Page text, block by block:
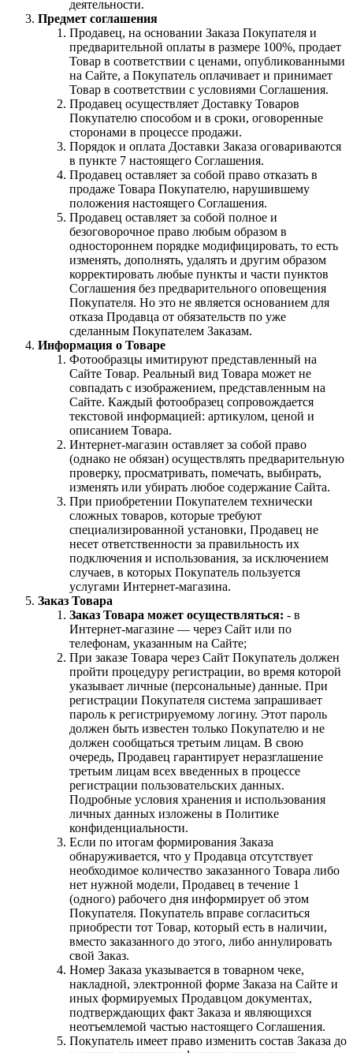
деятельности.
Предмет соглашения
Продавец, на основании Заказа Покупателя и
предварительной оплаты в размере 100%, продает
Товар в соответствии с ценами, опубликованными
на Сайте, а Покупатель оплачивает и принимает
Товар в соответствии с условиями Соглашения.
Продавец осуществляет Доставку Товаров
Покупателю способом и в сроки, оговоренные
сторонами в процессе продажи.
Порядок и оплата Доставки Заказа оговариваются
в пункте 7 настоящего Соглашения.
Продавец оставляет за собой право отказать в
продаже Товара Покупателю, нарушившему
положения настоящего Соглашения.
Продавец оставляет за собой полное и
безоговорочное право любым образом в
одностороннем порядке модифицировать, то есть
изменять, дополнять, удалять и другим образом
корректировать любые пункты и части пунктов
Соглашения без предварительного оповещения
Покупателя. Но это не является основанием для
отказа Продавца от обязательств по уже
сделанным Покупателем Заказам.
Информация о Товаре
Фотообразцы имитируют представленный на
Сайте Товар. Реальный вид Товара может не
совпадать с изображением, представленным на
Сайте. Каждый фотообразец сопровождается
текстовой информацией: артикулом, ценой и
описанием Товара.
Интернет-магазин оставляет за собой право
(однако не обязан) осуществлять предварительную
проверку, просматривать, помечать, выбирать,
изменять или убирать любое содержание Сайта.
При приобретении Покупателем технически
сложных товаров, которые требуют
специализированной установки, Продавец не
несет ответственности за правильность их
подключения и использования, за исключением
случаев, в которых Покупатель пользуется
услугами Интернет-магазина.
Заказ Товара
Заказ Товара может осуществляться: - в
Интернет-магазине — через Сайт или по
телефонам, указанным на Сайте;
При заказе Товара через Сайт Покупатель должен
пройти процедуру регистрации, во время которой
указывает личные (персональные) данные. При
регистрации Покупателя система запрашивает
пароль к регистрируемому логину. Этот пароль
должен быть известен только Покупателю и не
должен сообщаться третьим лицам. В свою
очередь, Продавец гарантирует неразглашение
третьим лицам всех введенных в процессе
регистрации пользовательских данных.
Подробные условия хранения и использования
личных данных изложены в Политике
конфиденциальности.
Если по итогам формирования Заказа
обнаруживается, что у Продавца отсутствует
необходимое количество заказанного Товара либо
нет нужной модели, Продавец в течение 1
(одного) рабочего дня информирует об этом
Покупателя. Покупатель вправе согласиться
приобрести тот Товар, который есть в наличии,
вместо заказанного до этого, либо аннулировать
свой Заказ.
Номер Заказа указывается в товарном чеке,
накладной, электронной форме Заказа на Сайте и
иных формируемых Продавцом документах,
подтверждающих факт Заказа и являющихся
неотъемлемой частью настоящего Соглашения.
Покупатель имеет право изменить состав Заказа до